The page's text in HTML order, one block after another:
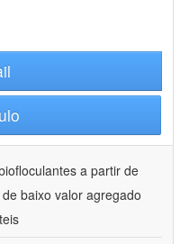
a partir de
baixo valor agregado